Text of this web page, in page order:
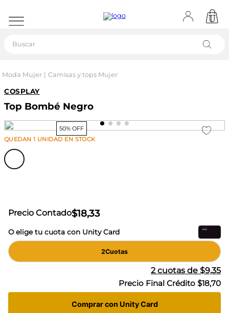
Moda Mujer Camisas y tops Mujer
COSPLAY
Top Bombé Negro
50% OFF
QUEDAN1 UNIDAD EN STOCK
Precio Contado$18,33
O elige tu cuota con Unity Card
2Cuotas
2cuotas de $9,35
Precio Final Crédito $18,70
Comprar con Unity Card